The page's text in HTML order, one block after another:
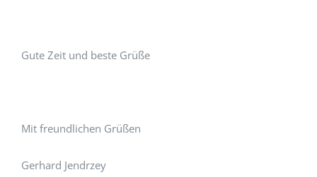
Gute Zeit und beste Grüße
Mit freundlichen Grüßen
Gerhard Jendrzey